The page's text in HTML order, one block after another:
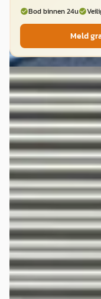
Bod binnen 24u
Meld
EVE
Lotus Emeya·
S 613pk
€ 104.995
v.a. € 2.226/mnd
2024 · 24.983 km ·
Hedin Automotive
773 dagen geleden
Bekijk aanbieding →
Vergelijk